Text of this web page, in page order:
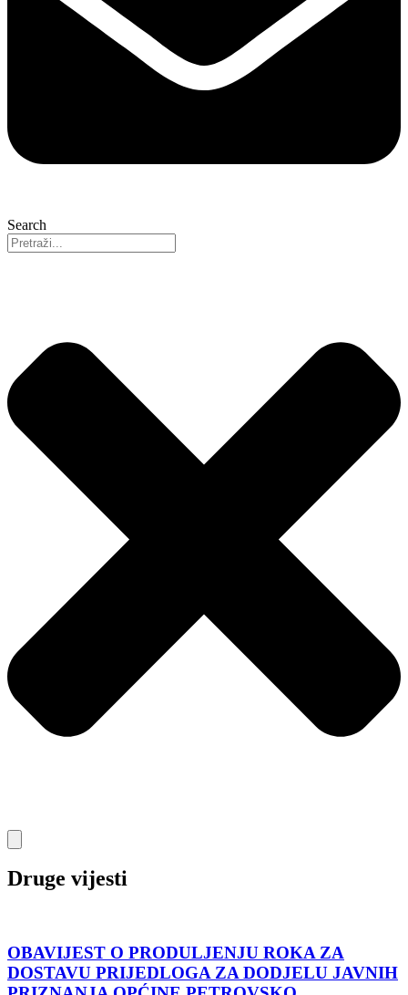
Search
Druge vijesti
OBAVIJEST O PRODULJENJU ROKA ZA
DOSTAVU PRIJEDLOGA ZA DODJELU JAVNIH